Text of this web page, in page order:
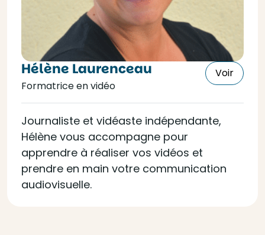
Hélène Laurenceau
Formatrice en vidéo
Voir
Journaliste et vidéaste indépendante,
Hélène vous accompagne pour
apprendre à réaliser vos vidéos et
prendre en main votre communication
audiovisuelle.